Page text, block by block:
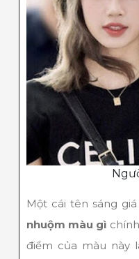
Một cái tên sáng
nhuộm màu gì
điểm của màu này